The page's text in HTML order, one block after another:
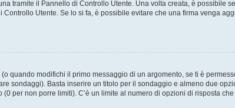
tramite il Pannello di Controllo Utente. Una volta creata, è possibile
Utente. Se lo si fa, è possibile evitare che una firma venga
quando modifichi il primo messaggio di un argomento, se ti è
sondaggi). Basta inserire un titolo per il sondaggio e almeno due
per non porre limiti). C’è un limite al numero di opzioni di risposta